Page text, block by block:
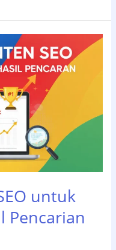
untuk
Pencarian